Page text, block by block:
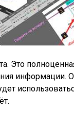
Это
информации.